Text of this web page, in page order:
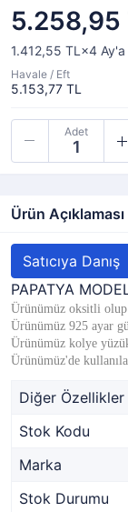
5.258,95
1.412,55 TL×4
Havale / Eft
5.153,77 TL
Adet
Ürün Açıklaması
Satıcıya Danış
PAPATYA
Ürünümüz oksitli olup
Ürünümüz 925 ayar
Ürünümüz kolye
Ürünümüz'de
Diğer Özellikler
Stok Kodu
Marka
Stok Durumu